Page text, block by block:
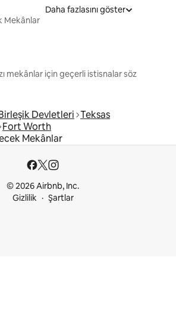
Mekânlar
Daha fazlasını göster
mekânlar için geçerli istisnalar söz
Devletleri Teksas
Fort Worth
Mekânlar
© 2026 Airbnb, Inc.
Gizlilik
Şartlar